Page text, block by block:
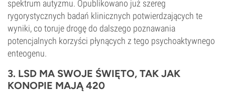
spektrum autyzmu. Opublikowano już szereg
rygorystycznych badań klinicznych potwierdzających te
wyniki, co toruje drogę do dalszego poznawania
potencjalnych korzyści płynących z tego psychoaktywnego
enteogenu.
3. LSD MA SWOJE ŚWIĘTO, TAK JAK
KONOPIE MAJĄ 420